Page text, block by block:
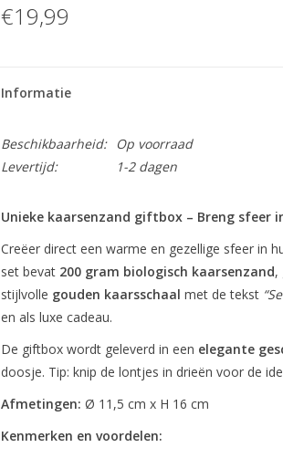
€19,99
Informatie
Beschikbaarheid:
Op voorraad
Levertijd:
1-2 dagen
Unieke kaarsenzand giftbox – Breng sfeer
Creëer direct een warme en gezellige sfeer in
set bevat 200 gram biologisch kaarsenzand,
stijlvolle gouden kaarsschaal met de tekst
en als luxe cadeau.
De giftbox wordt geleverd in een elegante
doosje. Tip: knip de lontjes in drieën voor de
Afmetingen: Ø 11,5 cm x H 16 cm
Kenmerken en voordelen: